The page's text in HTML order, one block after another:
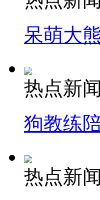
呆萌大
热点新闻
狗教练
热点新闻